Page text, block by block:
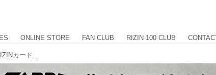
ONLINE STORE FAN CLUB RIZIN 100 CLUB CONTACT